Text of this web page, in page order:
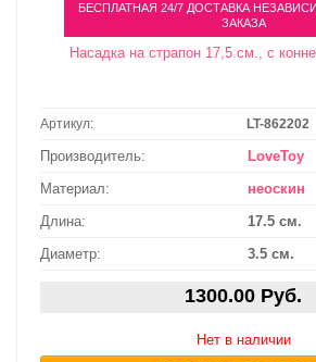
БЕСПЛАТНАЯ 24/7 ДОСТАВКА
ЗАКАЗА
Насадка на страпон 17,5 см., с
Артикул: LT-862202
Производитель:
LoveToy
Материал:
неоскин
Длина:
17.5 см.
Диаметр:
3.5 см.
1300.00 Руб.
Нет в наличии